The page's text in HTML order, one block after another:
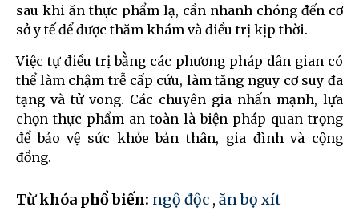
sau khi ăn thực phẩm lạ, cần nhanh chóng đến cơ
sở y tế để được thăm khám và điều trị kịp thời.
Việc tự điều trị bằng các phương pháp dân gian có
thể làm chậm trễ cấp cứu, làm tăng nguy cơ suy đa
tạng và tử vong. Các chuyên gia nhấn mạnh, lựa
chọn thực phẩm an toàn là biện pháp quan trọng
để bảo vệ sức khỏe bản thân, gia đình và cộng
đồng.
Từ khóa phổ biến: ngộ độc , ăn bọ xít